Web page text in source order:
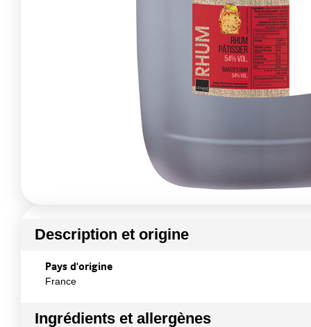
Description et origine
Pays d'origine
France
Ingrédients et allergènes